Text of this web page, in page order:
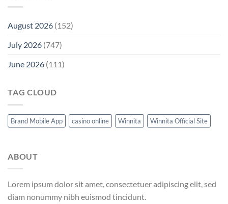
Nederland
August 2026 (152)
July 2026 (747)
June 2026 (111)
TAG CLOUD
Brand Mobile App casino online Winnita Winnita Official Site
ABOUT
Lorem ipsum dolor sit amet, consectetuer adipiscing elit, sed
diam nonummy nibh euismod tincidunt.